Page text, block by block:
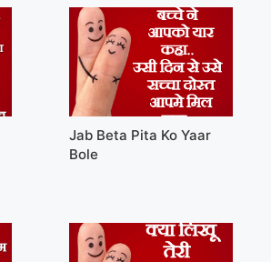
Jab Beta Pita Ko Yaar
Bole